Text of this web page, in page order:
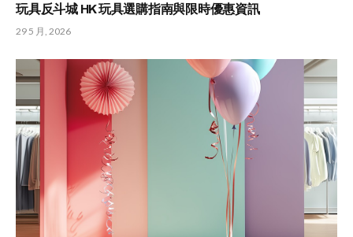
玩具反斗城 HK 玩具選購指南與限時優惠資訊
29 5 月, 2026